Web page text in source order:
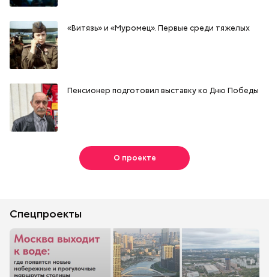
«Витязь» и «Муромец». Первые среди тяжелых
Пенсионер подготовил выставку ко Дню Победы
О проекте
Спецпроекты